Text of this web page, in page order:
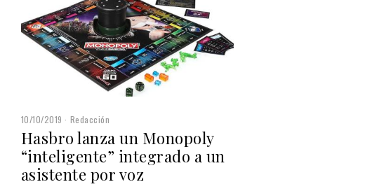
10/10/2019 Redacción
Hasbro lanza un Monopoly
“inteligente” integrado a un
asistente por voz